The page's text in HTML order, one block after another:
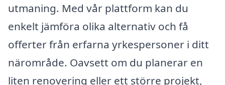
utmaning. Med vår plattform kan du
enkelt jämföra olika alternativ och få
offerter från erfarna yrkespersoner i ditt
närområde. Oavsett om du planerar en
liten renovering eller ett större projekt,